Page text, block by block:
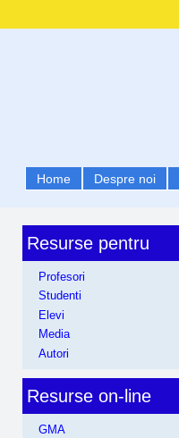
Home Despre noi
Resurse pentru
Profesori
Studenti
Elevi
Media
Autori
Resurse on-line
GMA